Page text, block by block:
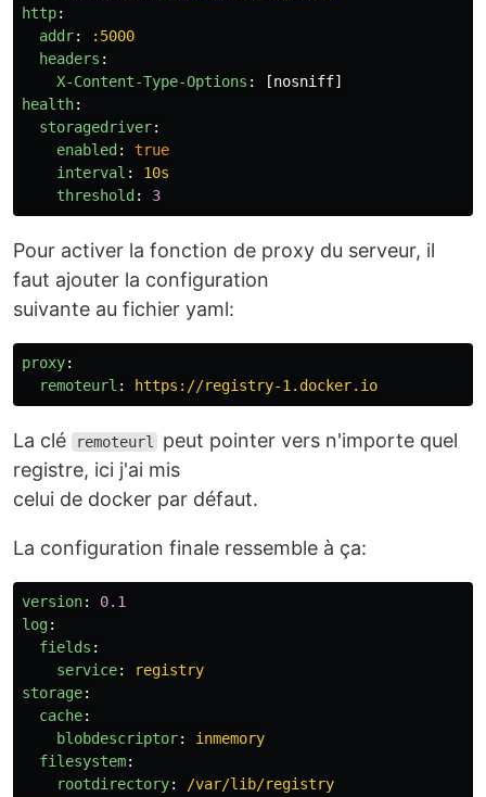
http:
addr:
:5000
headers :
X-Content-Type-Options : [nosniff]
health:
storagedriver:
enabled :
true
interval :
10s
threshold : 3
Pour activer la fonction de proxy du serveur, il
faut ajouter la configuration
suivante au fichier yaml:
proxy:
remoteurl : https://registry-1.docker.io
La clé remoteurl
peut pointer vers n'importe quel
registre, ici j'ai mis
celui de docker par défaut.
La configuration finale ressemble à ça:
version:
0.1
log:
fields :
service:
registry
storage:
cache:
blobdescriptor:
inmemory
filesystem:
rootdirectory:
/var/lib/registry